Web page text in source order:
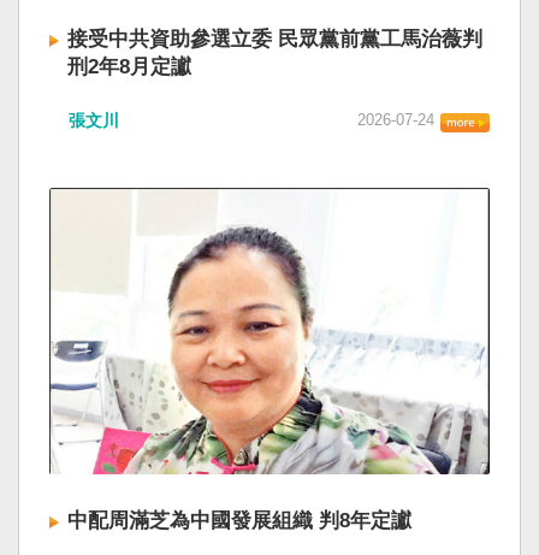
接受中共資助參選立委 民眾黨前黨工馬治薇判
刑2年8月定讞
張文川 2026-07-24
中配周滿芝為中國發展組織 判8年定讞